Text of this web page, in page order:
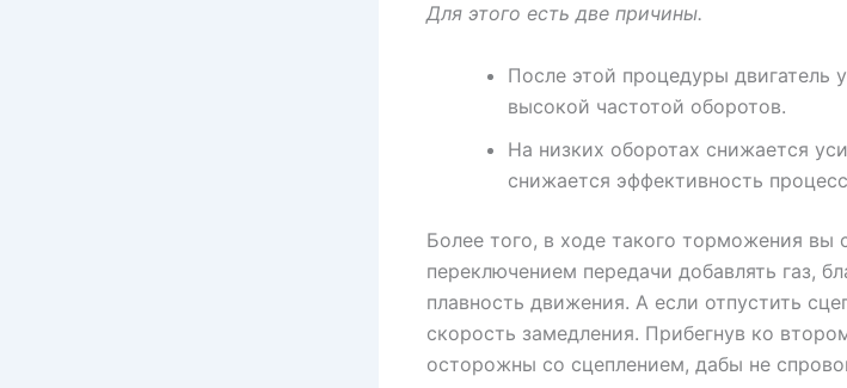
Для этого есть две причины.
После этой процедуры двигатель
высокой частотой оборотов.
На низких оборотах снижается
снижается эффективность
Более того, в ходе такого торможения
переключением передачи добавлять газ,
плавность движения. А если отпустить
скорость замедления. Прибегнув ко
осторожны со сцеплением, дабы не